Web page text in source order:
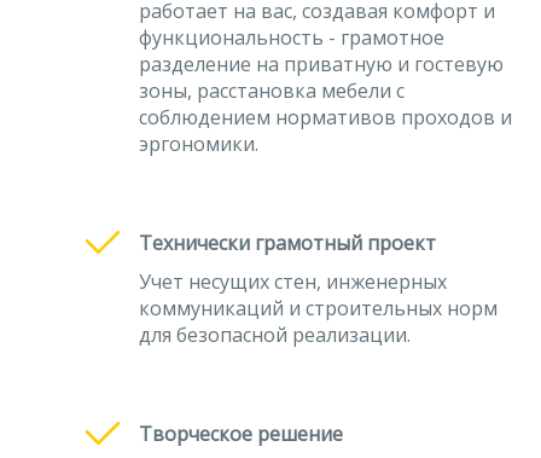
работает на вас, создавая комфорт и
функциональность - грамотное
разделение на приватную и гостевую
зоны, расстановка мебели с
соблюдением нормативов проходов и
эргономики.
Технически грамотный проект
Учет несущих стен, инженерных
коммуникаций и строительных норм
для безопасной реализации.
Творческое решение